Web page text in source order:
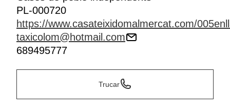
PL-000720
https://www.casateixidomalmercat.com/
taxicolom@hotmail.com
689495777
Trucar